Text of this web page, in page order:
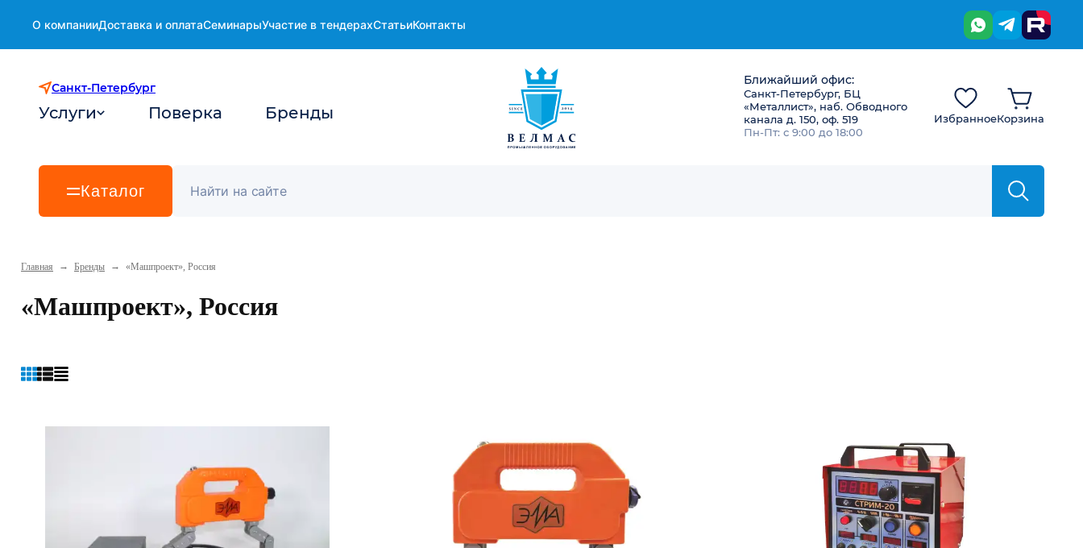
О компанииДоставка и оплатаСеминарыУчастие в тендерахСтатьиКонтакты
Санкт-Петербург
Услуги Поверка Бренды
Ближайший офис:
Санкт-Петербург, БЦ
«Металлист», наб. Обводного
канала д. 150, оф. 519
Пн-Пт: с 9:00 до 18:00
ИзбранноеКорзина
Каталог
Главная → Бренды → «Машпроект», Россия
«Машпроект», Россия